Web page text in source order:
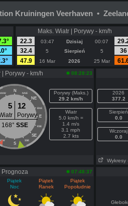
Kruiningen Veerhaven •
Maks. Wiatr | Porywy - km/h
22.3
03:47 Dzisiaj 00:07
32.4
5 Sierpień 5
36
47.9
16 Mar 2026 25 Mar
| Porywy - km/h 08:28:23
N
NNW NNE
NE
ENE
E
ESE
SE
SSW SSE
S
5 12
Porywy
168° SSE
Porywy (Maks.)
29.2 km/h
Wiatr
5.0 km/h =
1.4 m/s
3.1 mph
2.7 kts
2026
377.2
Sierpień
0.0
Wczoraj
0.0
Wykresy
Prognoza
07:48:37
Piątek
Noc
Piątek
Ranek
Piątek
Popołudnie